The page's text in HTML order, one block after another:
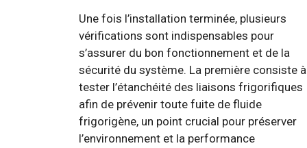
Une fois l’installation terminée, plusieurs
vérifications sont indispensables pour
s’assurer du bon fonctionnement et de la
sécurité du système. La première consiste à
tester l’étanchéité des liaisons frigorifiques
afin de prévenir toute fuite de fluide
frigorigène, un point crucial pour préserver
l’environnement et la performance